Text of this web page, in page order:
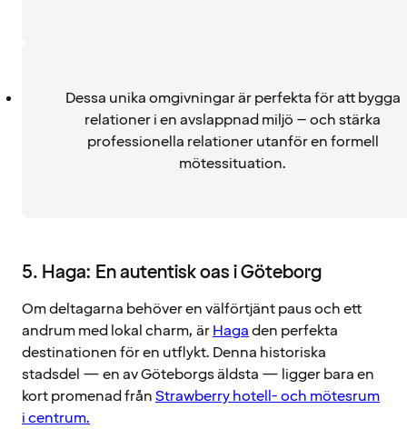
Dessa unika omgivningar är perfekta för att bygga
relationer i en avslappnad miljö – och stärka
professionella relationer utanför en formell
mötessituation.
5. Haga: En autentisk oas i Göteborg
Om deltagarna behöver en välförtjänt paus och ett
andrum med lokal charm, ärHagaden perfekta
destinationen för en utflykt. Denna historiska
stadsdel — en av Göteborgs äldsta — ligger bara en
kort promenad frånStrawberry hotell- och mötesrum
i centrum.